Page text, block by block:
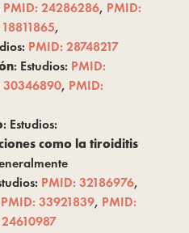
PMID: 24286286, PMID:
,
PMID: 28748217
: Estudios: PMID:
30346890, PMID:
: Estudios:
como la tiroiditis
PMID: 32186976,
PMID: 33921839, PMID: